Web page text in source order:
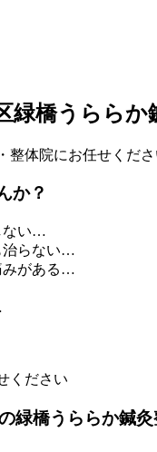
緑橋うらら
ない…
治らない…
みがある…
緑橋うららか鍼